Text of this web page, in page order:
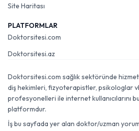
Site Haritası
PLATFORMLAR
Doktorsitesi.com
Doktorsitesi.az
Doktorsitesi.com sağlık sektöründe
diş hekimleri, fizyoterapistler, psikologlar
profesyonelleri ile internet kullanıcılarını
platformdur.
İş bu sayfada yer alan doktor/uzman